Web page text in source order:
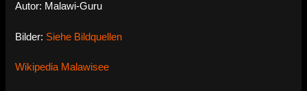
Autor: Malawi-Guru
Bilder: Siehe Bildquellen
Wikipedia Malawisee